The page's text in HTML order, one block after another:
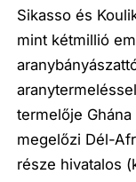
Sikasso és
mint kétmillió
termelője
megelőzi Dél-
része hivatalos